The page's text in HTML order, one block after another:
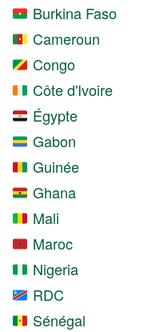
Burkina Faso
Cameroun
Congo
Côte d'Ivoire
Égypte
Gabon
Guinée
Ghana
Mali
Maroc
Nigeria
RDC
Sénégal